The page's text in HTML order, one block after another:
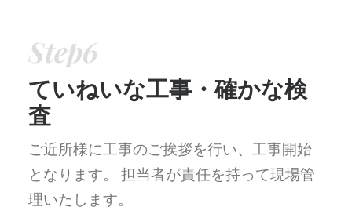
Step6
ていねいな工事・確かな検
査
ご近所様に工事のご挨拶を行い、工事開始
となります。
担当者が責任を持って現場管
理いたします。